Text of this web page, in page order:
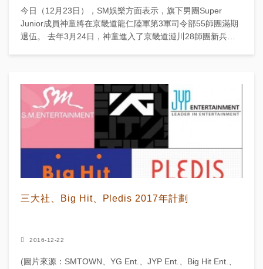
今日（12月23日），SM娛樂方面表示，旗下男團Super
Junior成員神童將在京畿道龍仁陸軍第3軍司令部55師團滿期
退伍。 去年3月24日，神童進入了京畿道漣川28師團新兵教
三大社、Big Hit、Pledis 2017年計劃
2016-12-22
(圖片來源：SMTOWN、YG Ent.、JYP Ent.、Big Hit Ent.、